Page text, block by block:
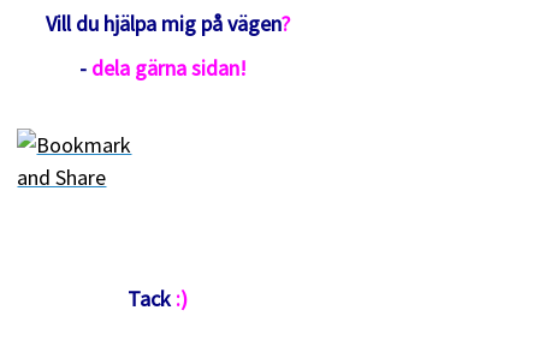
Vill du hjälpa mig på vägen?
- dela gärna sidan!
Tack :)